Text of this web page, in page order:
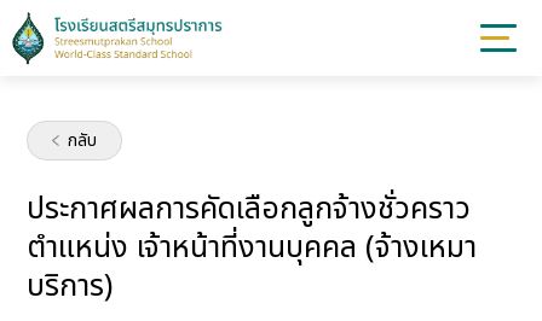
กลับ
ประกาศผลการคัดเลือกลูกจ้างชั่วคราว
ตำแหน่ง เจ้าหน้าที่งานบุคคล (จ้างเหมา
บริการ)